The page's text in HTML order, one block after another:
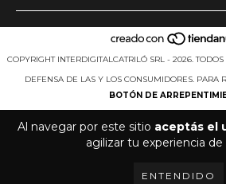
Al navegar por este sitio aceptás el
agilizar tu experiencia de
ENTENDIDO
COPYRIGHT INTERDIGITALCATRILÓ SRL - 2026.
DEFENSA DE LAS Y LOS CONSUMIDORES. PARA
BOTÓN DE